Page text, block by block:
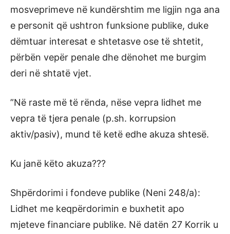
mosveprimeve në kundërshtim me ligjin nga ana
e personit që ushtron funksione publike, duke
dëmtuar interesat e shtetasve ose të shtetit,
përbën vepër penale dhe dënohet me burgim
deri në shtatë vjet.
”Në raste më të rënda, nëse vepra lidhet me
vepra të tjera penale (p.sh. korrupsion
aktiv/pasiv), mund të ketë edhe akuza shtesë.
Ku janë këto akuza???
Shpërdorimi i fondeve publike (Neni 248/a):
Lidhet me keqpërdorimin e buxhetit apo
mjeteve financiare publike. Në datën 27 Korrik u